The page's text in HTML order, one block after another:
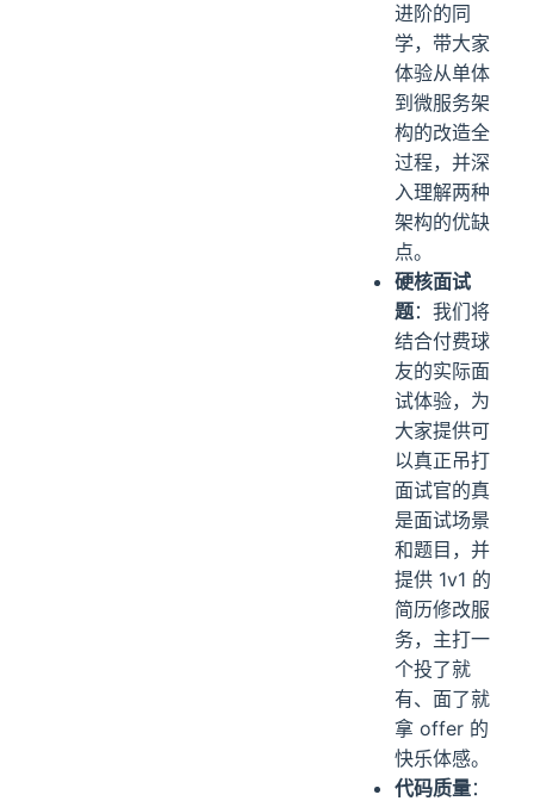
进阶的同
学，带大家
体验从单体
到微服务架
构的改造全
过程，并深
入理解两种
架构的优缺
点。
硬核面试
题：我们将
结合付费球
友的实际面
试体验，为
大家提供可
以真正吊打
面试官的真
是面试场景
和题目，并
提供 1v1 的
简历修改服
务，主打一
个投了就
有、面了就
拿 offer 的
快乐体感。
代码质量：